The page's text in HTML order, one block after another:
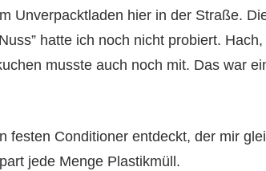
Unverpacktladen hier in der Straße.
hatte ich noch nicht probiert.
musste auch noch mit. Das war
festen Conditioner entdeckt, der mir
jede Menge Plastikmüll.